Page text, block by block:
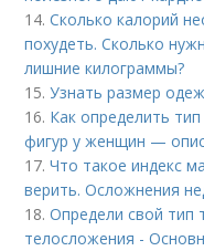
14.Сколько калорий
похудеть. Сколько
лишние килограммы?
15.Узнать размер
16. Как определить
фигур у женщин —
17.Что такое индекс
верить. Осложнения
18.Определи свой тип
телосложения -